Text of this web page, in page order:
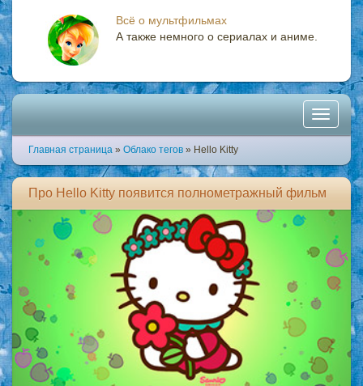
Всё о мультфильмах
А также немного о сериалах и аниме.
Toggle
Главная страница » Облако тегов » Hello Kitty
Про Hello Kitty появится полнометражный фильм